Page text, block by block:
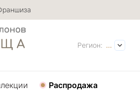
Регион: ...
Распродажа